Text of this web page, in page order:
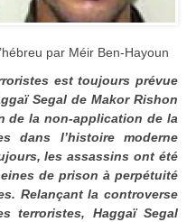
par Méir Ben-Hayoun
est toujours prévue
Segal de Makor Rishon
de la non-application de la
dans l’histoire moderne
les assassins ont été
de prison à perpétuité
Relançant la controverse
terroristes, Haggaï Segal